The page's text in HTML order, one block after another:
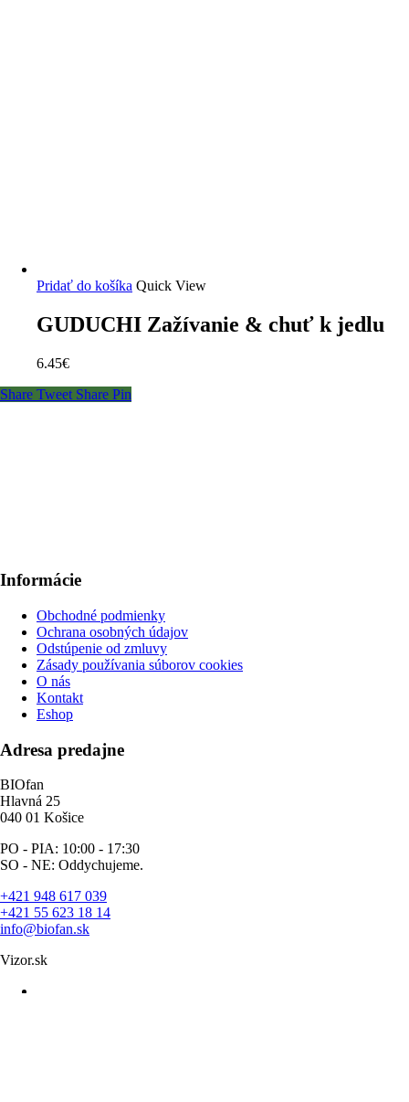
Pridať do košíka Quick View
GUDUCHI Zažívanie & chuť k jedlu
6.45€
Share Tweet Share Pin
Informácie
Obchodné podmienky
Ochrana osobných údajov
Odstúpenie od zmluvy
Zásady používania súborov cookies
O nás
Kontakt
Eshop
Adresa predajne
BIOfan
Hlavná 25
040 01 Košice
PO - PIA: 10:00 - 17:30
SO - NE: Oddychujeme.
+421 948 617 039
+421 55 623 18 14
info@biofan.sk
Vizor.sk